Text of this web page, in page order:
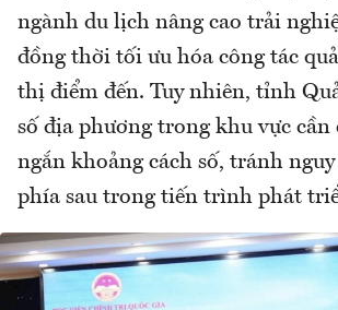
ngành du lịch nâng cao trải
đồng thời tối ưu hóa công tác
thị điểm đến. Tuy nhiên, tỉnh
số địa phương trong khu vực cần
ngắn khoảng cách số, tránh
phía sau trong tiến trình phát